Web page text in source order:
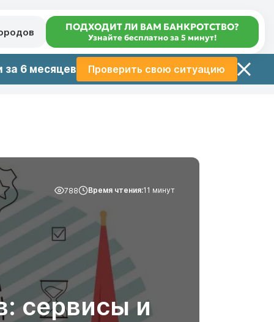
ПОДХОДИТ ЛИ ВАМ БАНКРОТСТВО?
Узнайте бесплатно за 5 минут!
за 6 месяцев Проверить свою ситуацию
788 Время чтения:11 минут
сервисы и